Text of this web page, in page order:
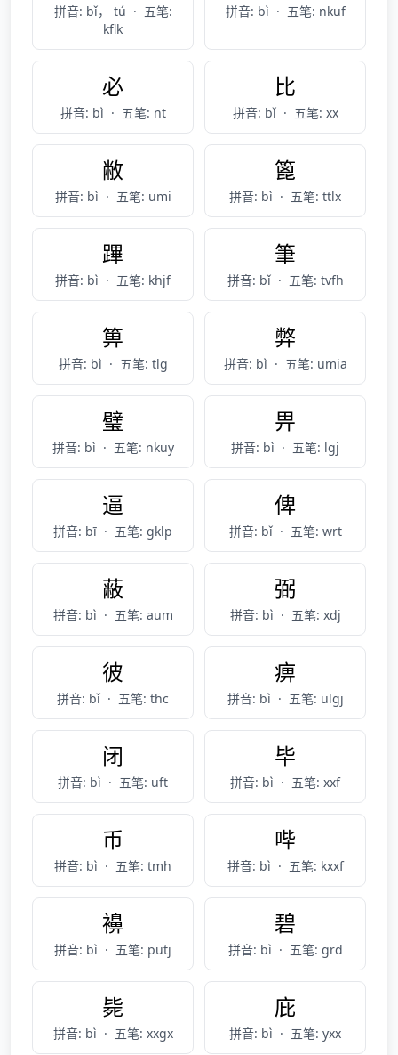
拼音: bǐ， tú · 五笔:
kflk
拼音: bì · 五笔: nkuf
必
拼音: bì · 五笔: nt
比
拼音: bǐ · 五笔: xx
敝
拼音: bì · 五笔: umi
篦
拼音: bì · 五笔: ttlx
蹕
拼音: bì · 五笔: khjf
筆
拼音: bǐ · 五笔: tvfh
箅
拼音: bì · 五笔: tlg
弊
拼音: bì · 五笔: umia
璧
拼音: bì · 五笔: nkuy
畀
拼音: bì · 五笔: lgj
逼
拼音: bī · 五笔: gklp
俾
拼音: bǐ · 五笔: wrt
蔽
拼音: bì · 五笔: aum
弼
拼音: bì · 五笔: xdj
彼
拼音: bǐ · 五笔: thc
痹
拼音: bì · 五笔: ulgj
闭
拼音: bì · 五笔: uft
毕
拼音: bì · 五笔: xxf
币
拼音: bì · 五笔: tmh
哔
拼音: bì · 五笔: kxxf
襣
拼音: bì · 五笔: putj
碧
拼音: bì · 五笔: grd
毙
拼音: bì · 五笔: xxgx
庇
拼音: bì · 五笔: yxx